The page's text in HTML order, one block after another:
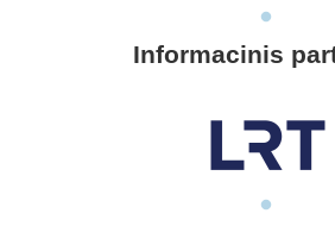
Informacinis